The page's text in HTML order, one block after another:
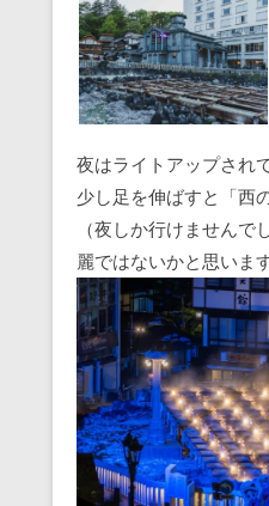
夜はライトアップされ
少し足を伸ばすと「西
（夜しか行けませんで
麗ではないかと思います